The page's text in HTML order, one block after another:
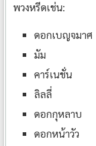
พวงหรีดเช่น:
ดอกเบญจมาศ
มัม
คาร์เนชั่น
ลิลลี่
ดอกกุหลาบ
ดอกหน้าวัว